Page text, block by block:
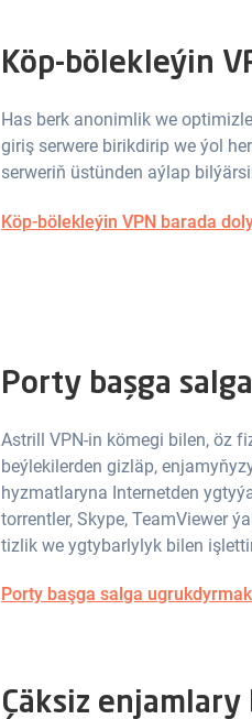
Köp-bölekleýin
Has berk anonimlik we
giriş serwere birikdirip we ýol
serweriň üstünden aýlap
Köp-bölekleýin VPN barada
Porty başga
Astrill VPN-in kömegi bilen, öz
beýlekilerden gizläp,
hyzmatlaryna Internetden
torrentler, Skype, TeamViewer
tizlik we ygtybarlylyk bilen
Porty başga salga
Çäksiz